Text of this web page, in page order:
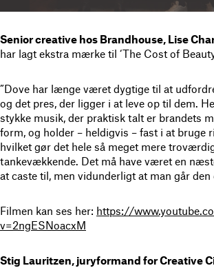
Senior creative hos Brandhouse, Lise
har lagt ekstra mærke til ‘The Cost of
”Dove har længe været dygtige til at
og det pres, der ligger i at leve op til dem.
stykke musik, der praktisk talt er brandets
form, og holder – heldigvis – fast i at bruge
hvilket gør det hele så meget mere
tankevækkende. Det må have været en
at caste til, men vidunderligt at man går den
Filmen kan ses her: https://
v=2ngESNoacxM
Stig Lauritzen, juryformand for Creative